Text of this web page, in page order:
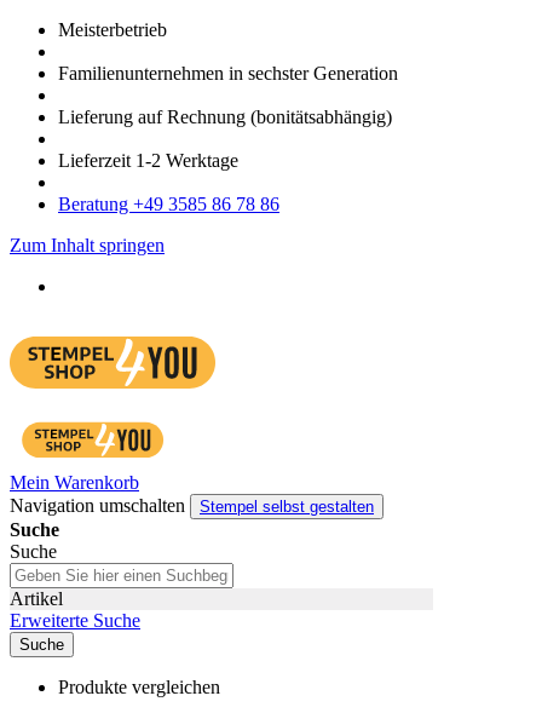
Meister­betrieb
Familien­unter­nehmen in sechster Gene­ration
Lieferung auf Rech­nung (bonitätsabhängig)
Liefer­zeit 1-2 Werk­tage
Bera­tung +49 3585 86 78 86
Zum Inhalt springen
Mein Warenkorb
Navigation umschalten
Stempel selbst gestalten
Suche
Suche
Artikel
Erweiterte Suche
Suche
Produkte vergleichen